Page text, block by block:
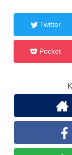
Twitter
Pocket